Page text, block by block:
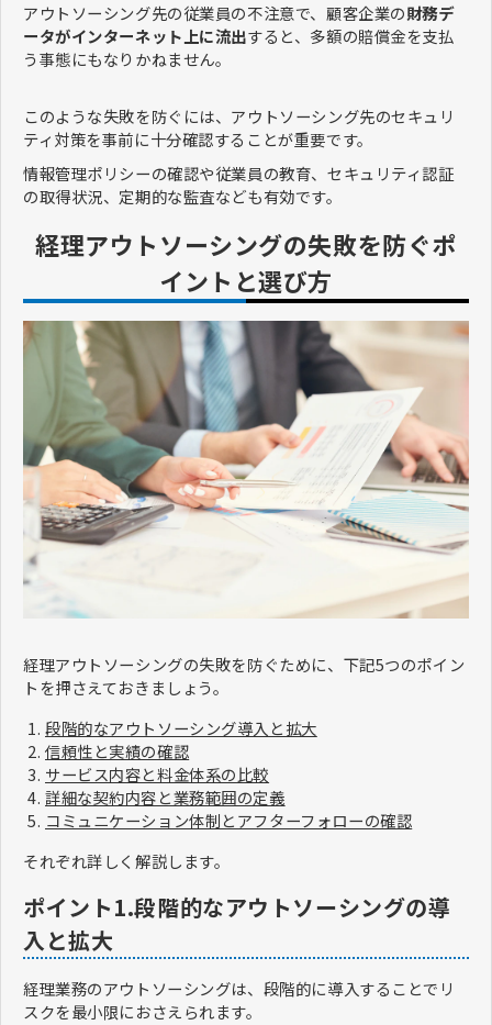
アウトソーシング先の従業員の不注意で、顧客企業の財務デ
ータがインターネット上に流出すると、多額の賠償金を支払
う事態にもなりかねません。
このような失敗を防ぐには、アウトソーシング先のセキュリ
ティ対策を事前に十分確認することが重要です。
情報管理ポリシーの確認や従業員の教育、セキュリティ認証
の取得状況、定期的な監査なども有効です。
経理アウトソーシングの失敗を防ぐポ
イントと選び方
経理アウトソーシングの失敗を防ぐために、下記5つのポイン
トを押さえておきましょう。
段階的なアウトソーシング導入と拡大
信頼性と実績の確認
サービス内容と料金体系の比較
詳細な契約内容と業務範囲の定義
コミュニケーション体制とアフターフォローの確認
それぞれ詳しく解説します。
ポイント1.段階的なアウトソーシングの導
入と拡大
経理業務のアウトソーシングは、段階的に導入することでリ
スクを最小限におさえられます。